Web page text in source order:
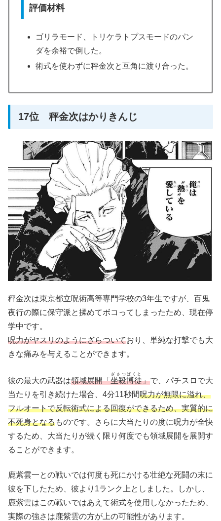
評価材料
ゴリラモード、トリケラトプスモードのパン
ダを余裕で倒した。
術式を使わずに秤金次と互角に渡り合った。
17位 秤金次はかりきんじ
秤金次は東京都立呪術高等専門学校の3年生ですが、百鬼
夜行の際に保守派と揉めてボコってしまったため、現在停
学中です。
呪力がヤスリのようにざらついており、単純な打撃でも大
きな痛みを与えることができます。
彼の最大の武器は領域展開「坐殺博徒
ざさつばくと
」で、パチスロで大
当たりを引き続けた場合、4分11秒間呪力が無限に溢れ、
フルオートで反転術式による回復ができるため、実質的に
不死身となるものです。さらに大当たりの度に呪力が全快
するため、大当たりが続く限り何度でも領域展開を展開す
ることができます。
鹿紫雲一との戦いでは何度も死にかける壮絶な死闘の末に
彼を下したため、彼より1ランク上としました。しかし、
鹿紫雲はこの戦いではあえて術式を使用しなかったため、
実際の強さは鹿紫雲の方が上の可能性があります。